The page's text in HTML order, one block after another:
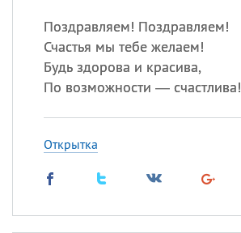
Поздравляем! Поздравляем!
Счастья мы тебе желаем!
Будь здорова и красива,
По возможности — счастлива!
Открытка